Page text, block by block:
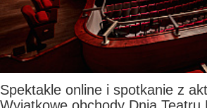
Spektakle online i spotkanie z